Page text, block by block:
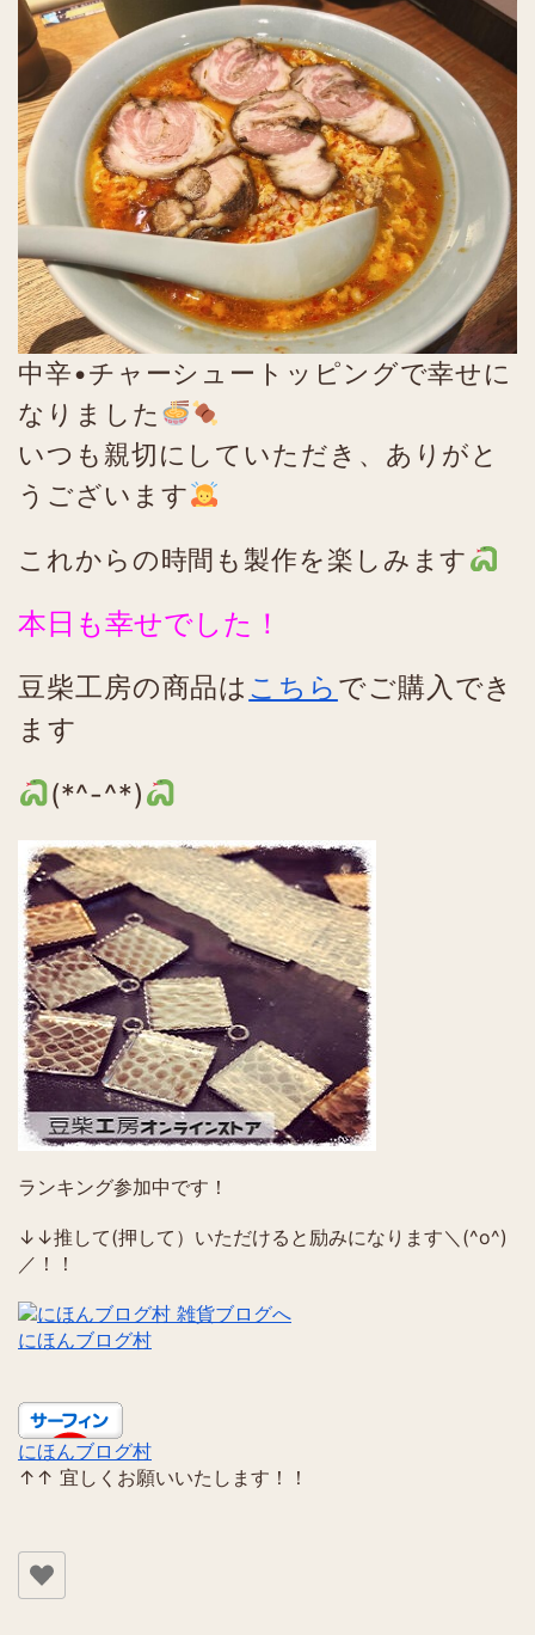
中辛•チャーシュートッピングで幸せに
なりました
いつも親切にしていただき、ありがと
うございます
これからの時間も製作を楽しみます
本日も幸せでした！
豆柴工房の商品は こちら でご購入でき
ます
(*^-^*)
ランキング参加中です！
↓↓推して(押して）いただけると励みになります＼(^o^)
／！！
にほんブログ村
にほんブログ村
↑↑ 宜しくお願いいたします！！